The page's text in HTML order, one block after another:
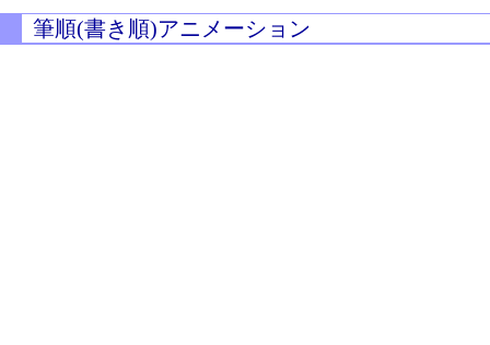
筆順(書き順)アニメーション